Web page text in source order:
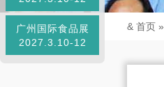
广州国际食品展
2027.3.10-12
& 首页 »